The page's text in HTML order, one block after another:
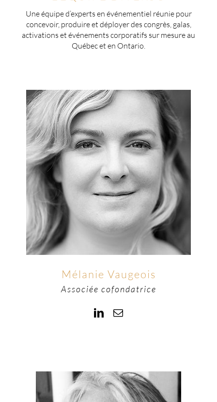
Une équipe d’experts en événementiel réunie pour
concevoir, produire et déployer des congrès, galas,
activations et événements corporatifs sur mesure au
Québec et en Ontario.
Mélanie Vaugeois
Associée cofondatrice